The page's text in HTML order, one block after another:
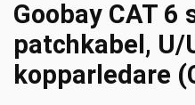
Goobay CAT 6
patchkabel, U/
kopparledare